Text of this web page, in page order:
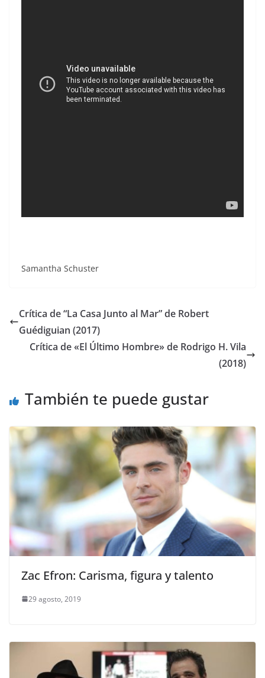
Samantha Schuster
Crítica de “La Casa Junto al Mar” de Robert
Guédiguian (2017)
Crítica de «El Último Hombre» de Rodrigo H. Vila
(2018)
También te puede gustar
Zac Efron: Carisma, figura y talento
29 agosto, 2019